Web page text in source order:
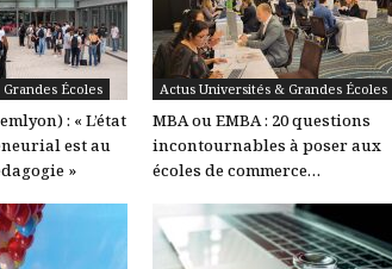
Écoles
: « L’état
est au
»
Actus Universités & Grandes Écoles
MBA ou EMBA : 20 questions
incontournables à poser aux
écoles de commerce…